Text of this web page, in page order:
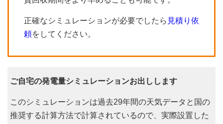
正確なシミュレーションが必要でしたら 見積り依
頼をしてください。
ご自宅の発電量シミュレーションお出しします
このシミュレーションは過去29年間の天気データと国の
推奨する計算方法で計算されているので、実際設置した